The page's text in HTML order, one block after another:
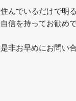
住んでいるだけで明
自信を持ってお勧め
是非お早めにお問い